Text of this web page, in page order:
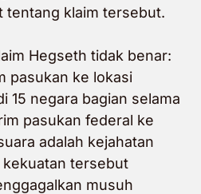
tentang klaim tersebut.
Hegseth tidak benar:
pasukan ke lokasi
15 negara bagian selama
pasukan federal ke
adalah kejahatan
kekuatan tersebut
musuh